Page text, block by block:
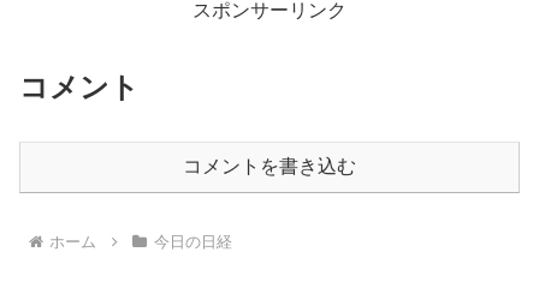
スポンサーリンク
コメント
コメントを書き込む
ホーム 今日の日経